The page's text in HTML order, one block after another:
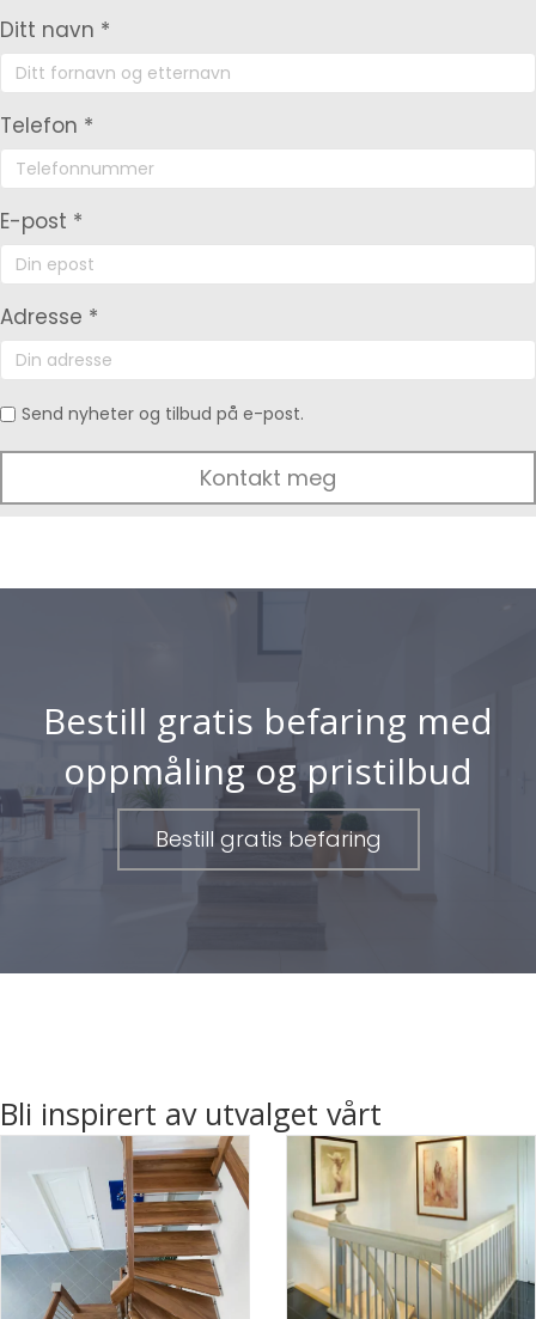
Ditt navn *
Telefon *
E-post *
Adresse *
Send nyheter og tilbud på e-post.
Bestill gratis befaring med
oppmåling og pristilbud
Bestill gratis befaring
Bli inspirert av utvalget vårt